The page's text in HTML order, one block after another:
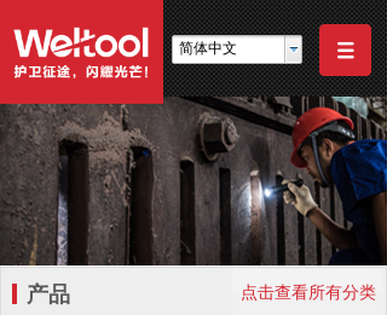
简体中文
产品 点击查看所有分类